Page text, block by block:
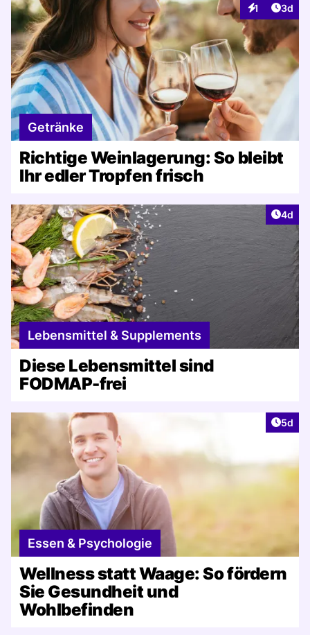
1
Interaktionen
3d
Getränke
Richtige Weinlagerung: So bleibt
Ihr edler Tropfen frisch
4d
Lebensmittel & Supplements
Diese Lebensmittel sind
FODMAP-frei
5d
Essen & Psychologie
Wellness statt Waage: So fördern
Sie Gesundheit und
Wohlbefinden